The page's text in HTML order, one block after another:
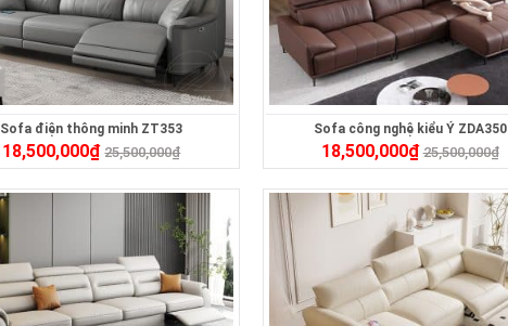
Sofa điện thông minh ZT353
18,500,000₫ 25,500,000₫
Sofa công nghệ kiểu Ý ZDA350
18,500,000₫ 25,500,000₫